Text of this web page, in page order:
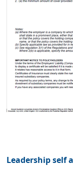
Leadership self